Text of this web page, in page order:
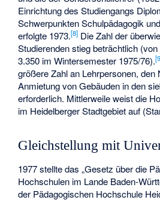
Einrichtung des Studiengangs
Schwerpunkten Schulpädagogik
erfolgte 1973.[8] Die Zahl der
Studierenden stieg beträchtlich
3.350 im Wintersemester 1975/76).[
größere Zahl an Lehrpersonen, den
Anmietung von Gebäuden in den
erforderlich. Mittlerweile weist die
im Heidelberger Stadtgebiet auf
Gleichstellung mit
1977 stellte das „Gesetz über die
Hochschulen im Lande Baden-
der Pädagogischen Hochschule